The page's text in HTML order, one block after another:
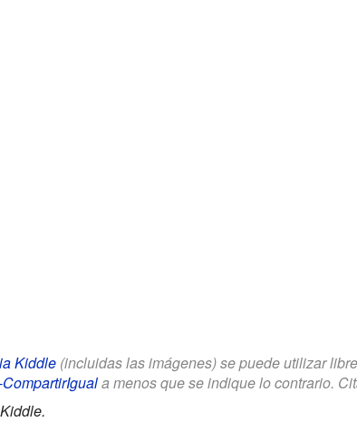
Kiddle(incluidas las imágenes) se puede utilizar
a menos que se indique lo contrario.